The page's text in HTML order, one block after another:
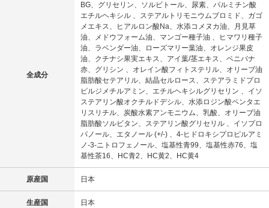
全成分
BG、グリセリン、ソルビトール、尿素、パルミチン酸
エチルヘキシル 、ステアルトリモニウムブロミド、ガゴ
メエキス、ヒアルロン酸Na、水添コメヌカ油、月見草
油、メドウフォーム油、マンゴー種子油 、ヒマワリ種子
油、ラベンダー油、ローズマリー葉油、オレンジ果皮
油、クチナシ果実エキス、アイ葉/茎エキス、ベニバナ
赤、グリシン 、オレイン酸フィトステリル、オリーブ油
脂肪酸セテアリル、結晶セルロース、ステアラミドプロ
ピルジメチルアミン、エチルヘキシルグリセリン 、イソ
ステアリン酸オクチルドデシル、水添ロジン酸ペンタエ
リスリチル、炭酸水素アンモニウム、乳酸、オリーブ油
脂肪酸ソルビタン、ステアリン酸グリセリル 、イソプロ
パノール、エタノール (+/-) 、4-ヒドロキシプロピルアミ
ノ-3-ニトロフェノール、塩基性青99、塩基性赤76、塩
基性茶16、HC青2、HC黄2、HC黄4
原産国 日本
生産国 日本